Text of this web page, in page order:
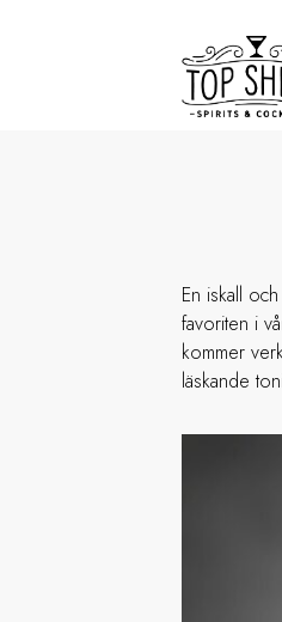
En iskall
favoriten i
kommer
läskande